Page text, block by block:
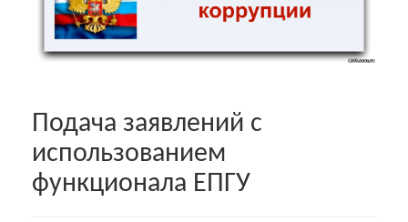
Подача заявлений с
использованием
функционала ЕПГУ